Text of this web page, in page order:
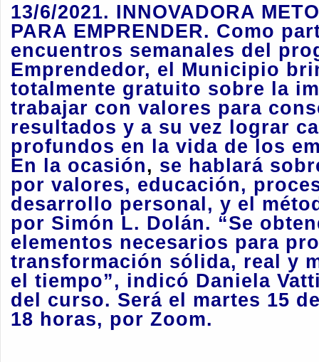
13/6/2021. INNOVADORA
PARA EMPRENDER. Como
encuentros semanales del
Emprendedor, el Municipio
totalmente gratuito sobre la
trabajar con valores para
resultados y a su vez lograr
profundos en la vida de los
En la ocasión, se hablará
por valores, educación,
desarrollo personal, y el
por Simón L. Dolán. “Se
elementos necesarios para
transformación sólida, real y
el tiempo”, indicó Daniela
del curso. Será el martes 15
18 horas, por Zoom.